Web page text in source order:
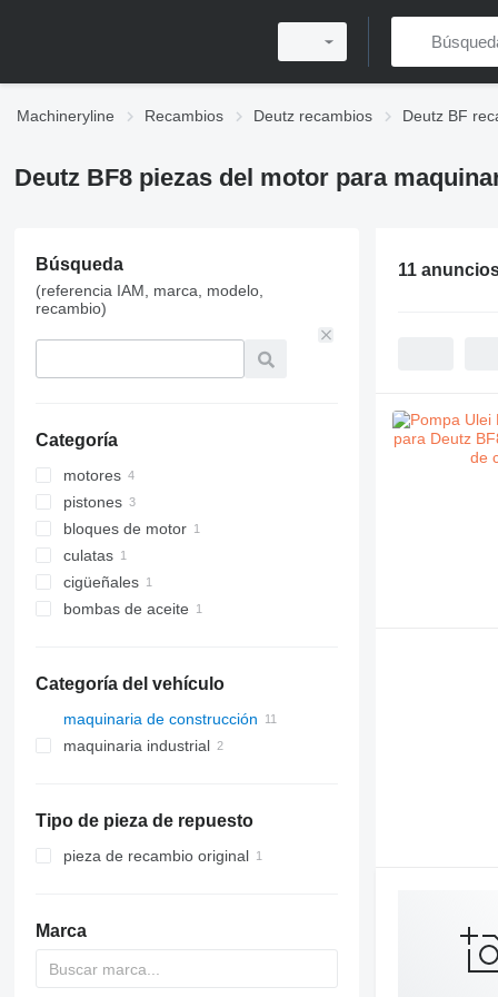
Machineryline Recambios Deutz recambios Deutz BF
Deutz BF8 piezas del motor para
Búsqueda
(referencia IAM, marca, modelo,
recambio)
Categoría
motores
pistones
bloques de motor
culatas
cigüeñales
bombas de aceite
Categoría del vehículo
maquinaria de construcción
cargadoras de construcción
maquinaria industrial
Tipo de pieza de repuesto
pieza de recambio original
Marca
11